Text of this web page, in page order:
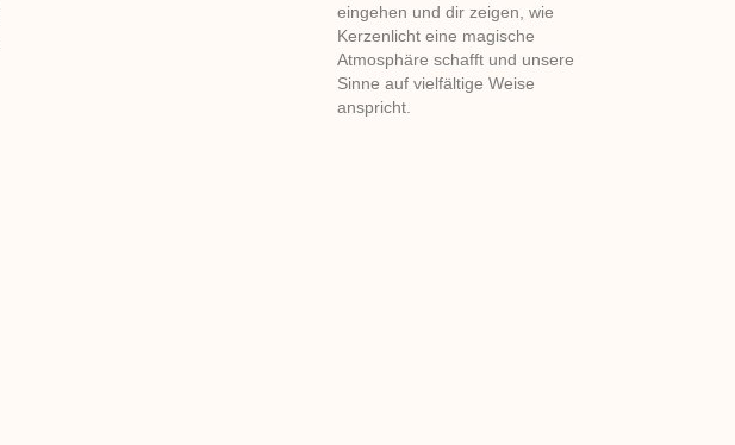
eingehen und dir zeigen, wie
Kerzenlicht eine magische
Atmosphäre schafft und unsere
Sinne auf vielfältige Weise
anspricht.